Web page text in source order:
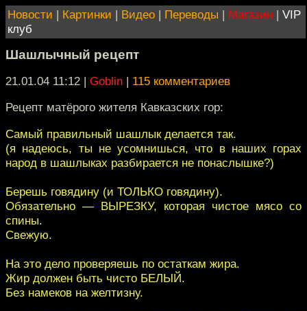
Новости | Картинки | Видео | Переводы | Магазин | VIP
клуб
Шашлычный рецепт
21.01.04 11:12 | Goblin | 115 комментариев
Рецепт матёрого жителя Кавказских гор:
Самый правильный шашлык делается так.
(я надеюсь, ты не усомнишься, что в наших горах
народ в шашлыках разбирается не понаслышке?)
Берешь говядину (и ТОЛЬКО говядину).
Обязательно — ВЫРЕЗКУ, которая чистое мясо со
спины.
Свежую.
На это дело проверяешь по остаткам жира.
Жир должен быть чисто БЕЛЫЙ.
Без намеков на желтизну.